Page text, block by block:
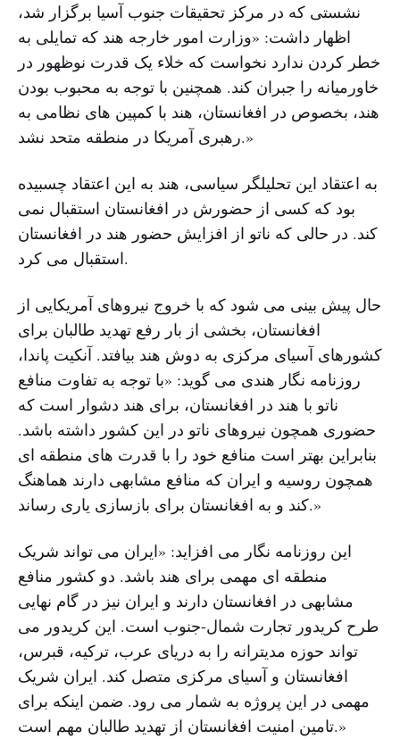
نشستی که در مرکز تحقیقات جنوب آسیا برگزار شد،
اظهار داشت: «وزارت امور خارجه هند که تمایلی به
خطر کردن ندارد نخواست که خلاء یک قدرت نوظهور در
خاورمیانه را جبران کند. همچنین با توجه به محبوب بودن
هند، بخصوص در افغانستان، هند با کمپین های نظامی به
رهبری آمریکا در منطقه متحد نشد.»
به اعتقاد این تحلیلگر سیاسی، هند به این اعتقاد چسبیده
بود که کسی از حضورش در افغانستان استقبال نمی
کند. در حالی که ناتو از افزایش حضور هند در افغانستان
استقبال می کرد.
حال پیش بینی می شود که با خروج نیروهای آمریکایی از
افغانستان، بخشی از بار رفع تهدید طالبان برای
کشورهای آسیای مرکزی به دوش هند بیافتد. آنکیت پاندا،
روزنامه نگار هندی می گوید: «با توجه به تفاوت منافع
ناتو با هند در افغانستان، برای هند دشوار است که
حضوری همچون نیروهای ناتو در این کشور داشته باشد.
بنابراین بهتر است منافع خود را با قدرت های منطقه ای
همچون روسیه و ایران که منافع مشابهی دارند هماهنگ
کند و به افغانستان برای بازسازی یاری رساند.»
این روزنامه نگار می افزاید: «ایران می تواند شریک
منطقه ای مهمی برای هند باشد. دو کشور منافع
مشابهی در افغانستان دارند و ایران نیز در گام نهایی
طرح کریدور تجارت شمال-جنوب است. این کریدور می
تواند حوزه مدیترانه را به دریای عرب، ترکیه، قبرس،
افغانستان و آسیای مرکزی متصل کند. ایران شریک
مهمی در این پروژه به شمار می رود. ضمن اینکه برای
تامین امنیت افغانستان از تهدید طالبان مهم است.»